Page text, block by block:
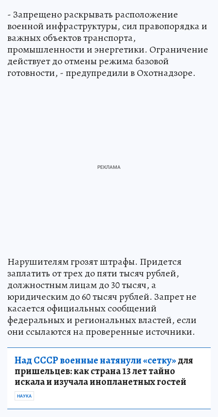
- Запрещено раскрывать расположение
военной инфраструктуры, сил правопорядка и
важных объектов транспорта,
промышленности и энергетики. Ограничение
действует до отмены режима базовой
готовности, - предупредили в Охотнадзоре.
Нарушителям грозят штрафы. Придется
заплатить от трех до пяти тысяч рублей,
должностным лицам до 30 тысяч, а
юридическим до 60 тысяч рублей. Запрет не
касается официальных сообщений
федеральных и региональных властей, если
они ссылаются на проверенные источники.
Над СССР военные натянули «сетку»для
пришельцев: как страна 13 лет тайно
искала и изучала инопланетных гостей
НАУКА